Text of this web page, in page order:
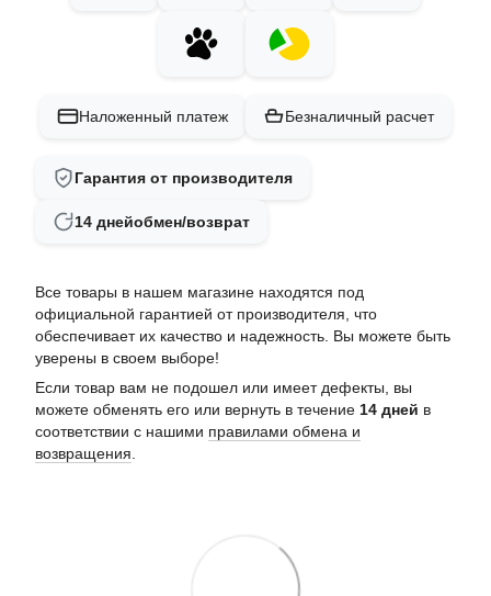
Наложенный платеж Безналичный расчет
Гарантия от производителя
14 днейобмен/возврат
Все товары в нашем магазине находятся под
официальной гарантией от производителя, что
обеспечивает их качество и надежность. Вы можете быть
уверены в своем выборе!
Если товар вам не подошел или имеет дефекты, вы
можете обменять его или вернуть в течение 14 дней в
соответствии с нашими правилами обмена и
возвращения.